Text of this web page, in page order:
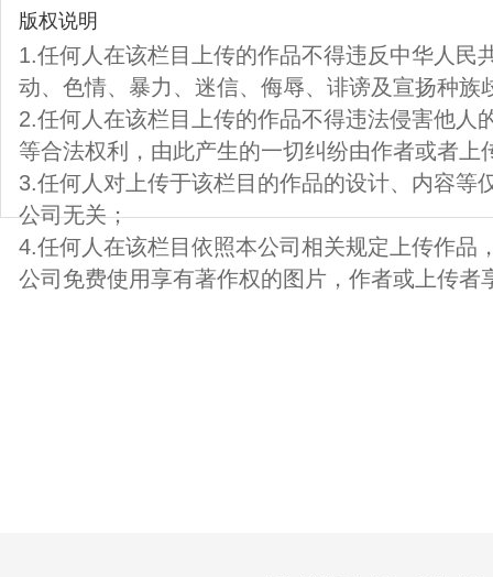
版权说明
1.任何人在该栏目上传的作品不得违反中华人民
动、色情、暴力、迷信、侮辱、诽谤及宣扬种族
2.任何人在该栏目上传的作品不得违法侵害他人
等合法权利，由此产生的一切纠纷由作者或者上
3.任何人对上传于该栏目的作品的设计、内容等
公司无关；
4.任何人在该栏目依照本公司相关规定上传作品
公司免费使用享有著作权的图片，作者或上传者